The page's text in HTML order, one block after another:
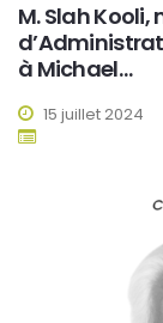
M. Slah
à Michael…
15 juillet 2024